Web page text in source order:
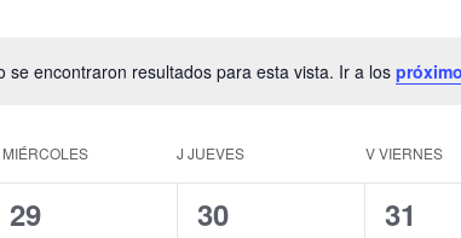
Notice
se encontraron resultados para esta vista. Ir a los
MIÉRCOLES JJUEVES VVIERNES
0
29
0
30
0
31